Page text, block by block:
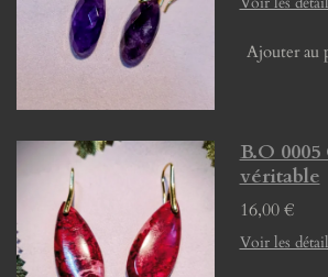
Ajouter au
B.O
véritable
16,00 €
Voir les